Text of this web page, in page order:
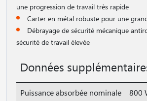
une progression de travail très rapide
Carter en métal robuste pour une
Débrayage de sécurité mécanique
sécurité de travail élevée
Données
Puissance absorbée nominale
800